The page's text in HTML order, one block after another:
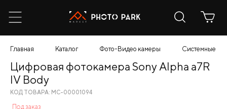
Главная Каталог Фото-Видео камеры Системные
Цифровая фотокамера Sony Alpha a7R
IV Body
КОД ТОВАРА: МС-00001094
Под заказ